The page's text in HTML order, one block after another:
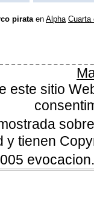
pirata en Alpha Cuarta
este sitio
y tienen